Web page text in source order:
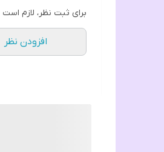
برای ثبت نظر، لازم
افزودن نظر